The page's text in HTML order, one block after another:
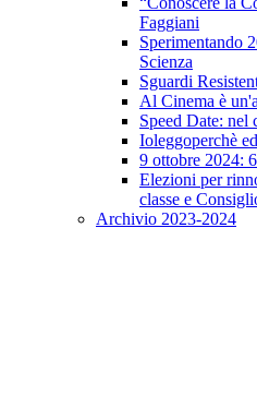
Faggiani
Sperimentando
Scienza
Sguardi
Al Cinema è
Speed Date: nel
Ioleggoperchè
9 ottobre 2024:
Elezioni per
classe e
Archivio 2023-2024